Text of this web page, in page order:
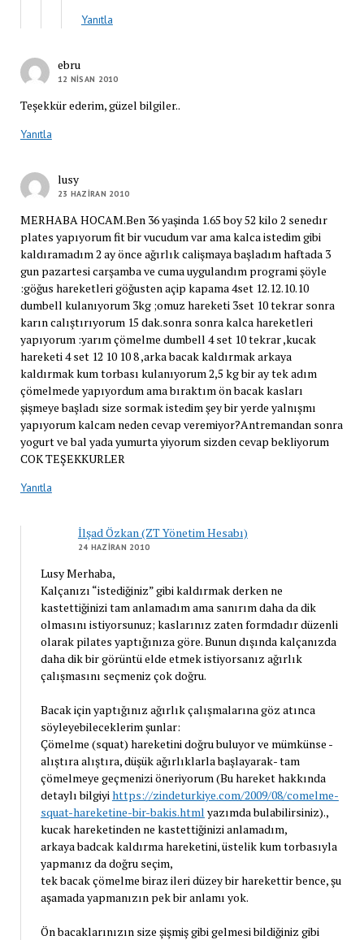
Yanıtla
ebru
12 NISAN 2010
Teşekkür ederim, güzel bilgiler..
Yanıtla
lusy
23 HAZIRAN 2010
MERHABA HOCAM.Ben 36 yaşinda 1.65 boy 52 kilo 2 senedır
plates yapıyorum fit bir vucudum var ama kalca istedim gibi
kaldıramadım 2 ay önce ağırlık calişmaya başladım haftada 3
gun pazartesi carşamba ve cuma uygulandım programi şöyle
:göğus hareketleri göğusten açip kapama 4set 12.12.10.10
dumbell kulanıyorum 3kg ;omuz hareketi 3set 10 tekrar sonra
karın calıştırıyorum 15 dak.sonra sonra kalca hareketleri
yapıyorum :yarım çömelme dumbell 4 set 10 tekrar ,kucak
hareketi 4 set 12 10 10 8 ,arka bacak kaldırmak arkaya
kaldırmak kum torbası kulanıyorum 2,5 kg bir ay tek adım
çömelmede yapıyordum ama bıraktım ön bacak kasları
şişmeye başladı size sormak istedim şey bir yerde yalnışmı
yapıyorum kalcam neden cevap veremiyor?Antremandan sonra
yogurt ve bal yada yumurta yiyorum sizden cevap bekliyorum
COK TEŞEKKURLER
Yanıtla
İlşad Özkan (ZT Yönetim Hesabı)
24 HAZIRAN 2010
Lusy Merhaba,
Kalçanızı “istediğiniz” gibi kaldırmak derken ne
kastettiğinizi tam anlamadım ama sanırım daha da dik
olmasını istiyorsunuz; kaslarınız zaten formdadır düzenli
olarak pilates yaptığınıza göre. Bunun dışında kalçanızda
daha dik bir görüntü elde etmek istiyorsanız ağırlık
çalışmasını seçmeniz çok doğru.
Bacak için yaptığınız ağırlık çalışmalarına göz atınca
söyleyebileceklerim şunlar:
Çömelme (squat) hareketini doğru buluyor ve mümkünse -
alıştıra alıştıra, düşük ağırlıklarla başlayarak- tam
çömelmeye geçmenizi öneriyorum (Bu hareket hakkında
detaylı bilgiyihttps://zindeturkiye.com/2009/08/comelme-
squat-hareketine-bir-bakis.html yazımda bulabilirsiniz).,
kucak hareketinden ne kastettiğinizi anlamadım,
arkaya badcak kaldırma hareketini, üstelik kum torbasıyla
yapmanız da doğru seçim,
tek bacak çömelme biraz ileri düzey bir harekettir bence, şu
aşamada yapmanızın pek bir anlamı yok.
Ön bacaklarınızın size şişmiş gibi gelmesi bildiğiniz gibi